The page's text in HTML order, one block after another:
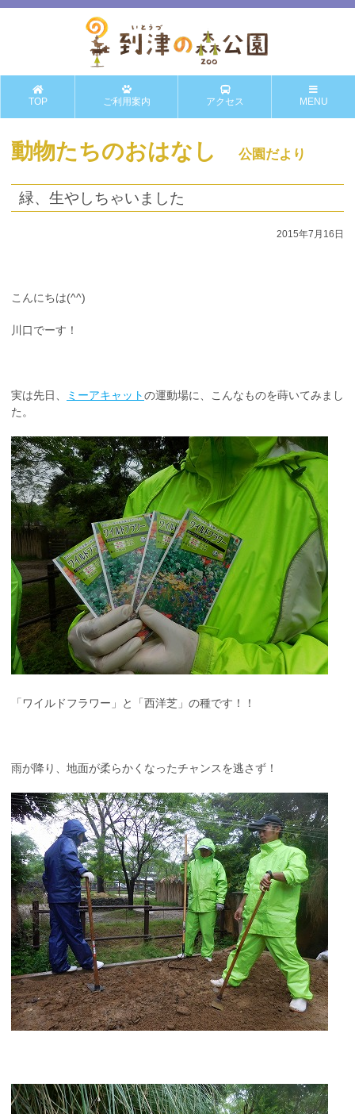
TOP ご利用案内 アクセス MENU
動物たちのおはなし 公園だより
緑、生やしちゃいました
2015年7月16日
こんにちは(^^)
川口でーす！
実は先日、 ミーアキャットの運動場に、こんなものを蒔いてみまし
た。
「ワイルドフラワー」と「西洋芝」の種です！！
雨が降り、地面が柔らかくなったチャンスを逃さず！